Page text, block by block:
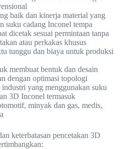
baik dan kinerja material yang
suku cadang Inconel tempa
dicetak sesuai permintaan tanpa
atau perkakas khusus
tunggu dan biaya untuk produksi
membuat bentuk dan desain
dengan optimasi topologi
yang menggunakan suku
3D Inconel termasuk
minyak dan gas, medis,
keterbatasan pencetakan 3D